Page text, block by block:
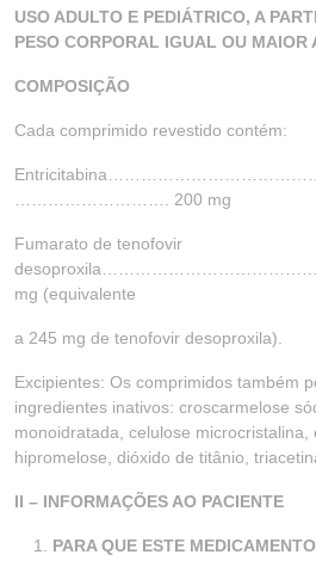
USO ADULTO E PEDIÁTRICO, A
PESO CORPORAL IGUAL OU MAIOR
COMPOSIÇÃO
Cada comprimido revestido contém:
………………………. 200 mg
Fumarato de tenofovir
mg (equivalente
a 245 mg de tenofovir desoproxila).
Excipientes: Os comprimidos também
ingredientes inativos: croscarmelose
monoidratada, celulose microcristalina,
hipromelose, dióxido de titânio,
II – INFORMAÇÕES AO PACIENTE
PARA QUE ESTE